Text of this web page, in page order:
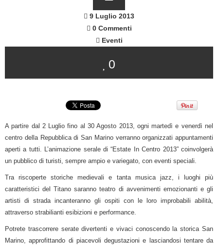
9 Luglio 2013
0 Commenti
Eventi
0
A partire dal 2 Luglio fino al 30 Agosto 2013, ogni martedì e venerdì nel
centro della Repubblica di San Marino verranno organizzati appuntamenti
aperti a tutti. L’animazione serale di “Estate In Centro 2013” coinvolgerà
un pubblico di turisti, sempre ampio e variegato, con eventi speciali.
Tra riscoperte storiche medievali e tanta musica jazz, i luoghi più
caratteristici del Titano saranno teatro di avvenimenti emozionanti e gli
artisti di strada incanteranno gli ospiti con le loro improbabili abilità,
attraverso strabilianti esibizioni e performance.
Potrete trascorrere serate divertenti e vivaci conoscendo la storica San
Marino, approfittando di piacevoli degustazioni e lasciandosi tentare da